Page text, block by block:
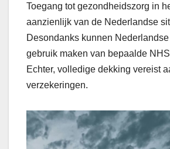
Toegang tot gezondheidszorg in
aanzienlijk van de Nederlandse
Desondanks kunnen
gebruik maken van bepaalde
Echter, volledige dekking vereist
verzekeringen.